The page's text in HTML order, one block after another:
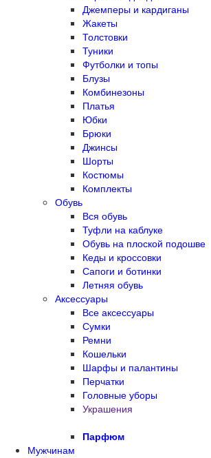
Джемперы и кардиганы
Жакеты
Толстовки
Туники
Футболки и топы
Блузы
Комбинезоны
Платья
Юбки
Брюки
Джинсы
Шорты
Костюмы
Комплекты
Обувь
Вся обувь
Туфли на каблуке
Обувь на плоской подошве
Кеды и кроссовки
Сапоги и ботинки
Летняя обувь
Аксессуары
Все аксессуары
Сумки
Ремни
Кошельки
Шарфы и палантины
Перчатки
Головные уборы
Украшения
Парфюм
Мужчинам